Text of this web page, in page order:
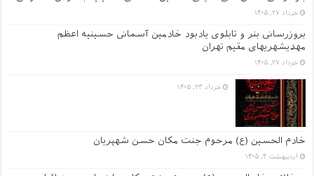
خرداد ۲۷, ۱۴۰۵
بروزرسانی بنر و تابلوی یادبود خادمین آسمانی حسینیه اعظم
مهدیشهریهای مقیم تهران
خرداد ۲۷, ۱۴۰۵
خرداد ۲۳, ۱۴۰۵
خادم الحسین (ع) مرحوم جنت مکان حسن شهپریان
اردیبهشت ۴, ۱۴۰۵